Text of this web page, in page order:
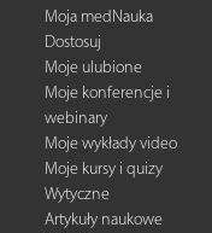
Moja medNauka
Dostosuj
Moje ulubione
Moje konferencje i
webinary
Moje wykłady video
Moje kursy i quizy
Wytyczne
Artykuły naukowe